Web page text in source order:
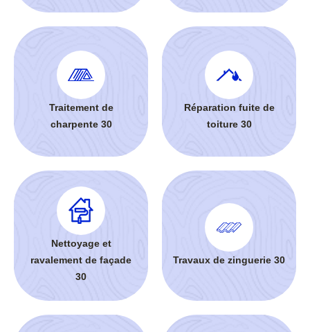
Traitement de
charpente 30
Réparation fuite de
toiture 30
Nettoyage et
ravalement de façade
30
Travaux de zinguerie 30